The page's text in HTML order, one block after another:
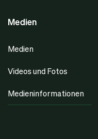
Medien
Medien
Videos und Fotos
Medieninformationen